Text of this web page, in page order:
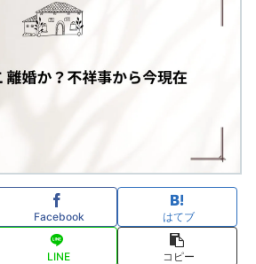
Facebook はてブ
LINE コピー